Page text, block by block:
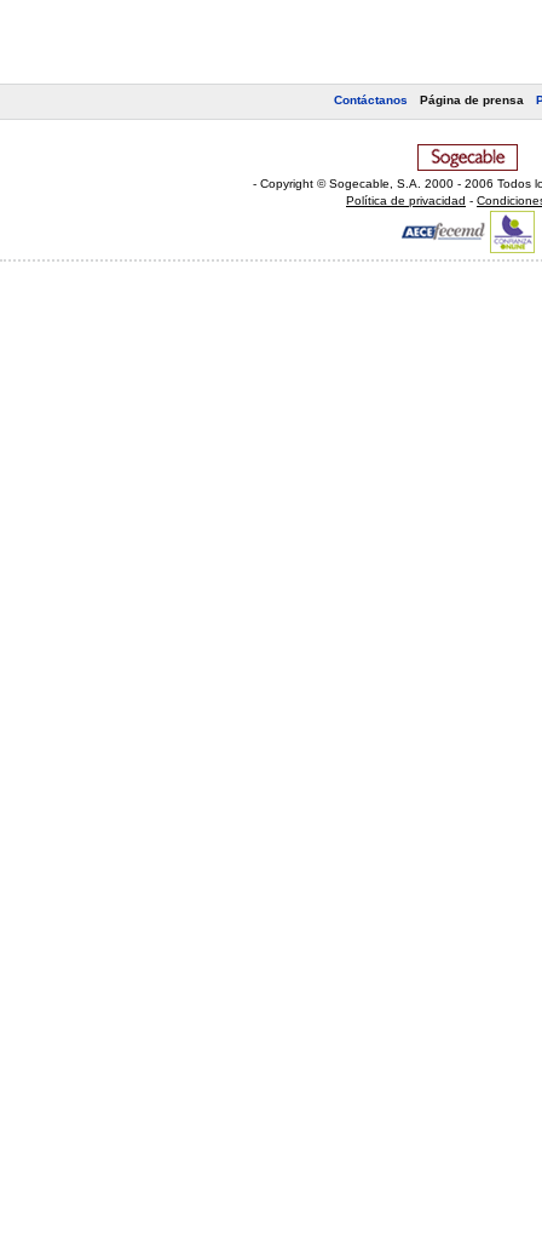
Contáctanos Página de prensa
- Copyright © Sogecable, S.A
2000 - 2006 Todos
Política de privacidad -